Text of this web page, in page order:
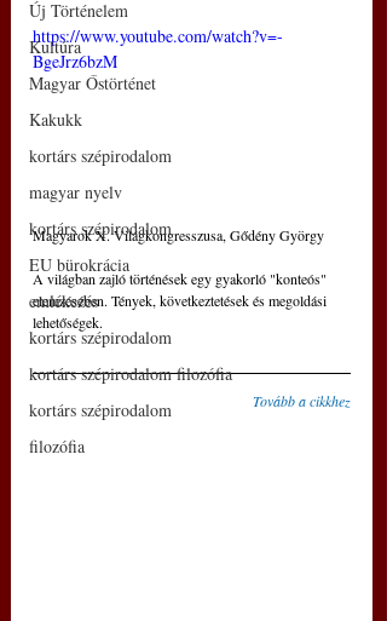
Új Történelem
Kultúra
Magyar Őstörténet
Kakukk
kortárs szépirodalom
magyar nyelv
kortárs szépirodalom
EU bürokrácia
emlékezés
kortárs szépirodalom
kortárs szépirodalom filozófia
kortárs szépirodalom
filozófia
https://www.youtube.com/watch?v=-
BgeJrz6bzM
Magyarok X. Világkongresszusa, Gődény György
A világban zajló történések egy gyakorló "konteós"
elemzésében. Tények, következtetések és megoldási
lehetőségek.
Tovább a cikkhez